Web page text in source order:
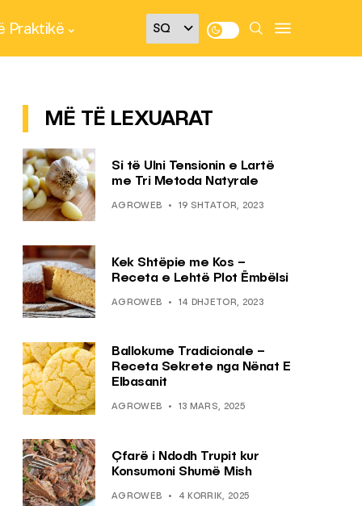
Praktikë
MË TË LEXUARAT
Si të Ulni Tensionin e Lartë
me Tri Metoda Natyrale
AGROWEB 19 SHTATOR, 2023
Kek Shtëpie me Kos –
Receta e Lehtë Plot Ëmbëlsi
AGROWEB 14 DHJETOR, 2023
Ballokume Tradicionale –
Receta Sekrete nga Nënat E
Elbasanit
AGROWEB 13 MARS, 2025
Çfarë i Ndodh Trupit kur
Konsumoni Shumë Mish
AGROWEB 4 KORRIK, 2025